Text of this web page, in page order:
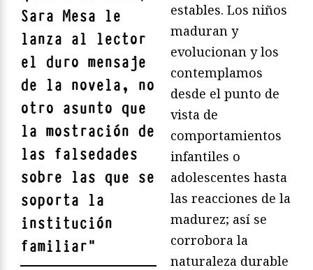
Sara Mesa le
lanza al lector
el duro mensaje
de la novela, no
otro asunto que
la mostración de
las falsedades
sobre las que se
soporta la
institución
familiar"
estables. Los niños
maduran y
evolucionan y los
contemplamos
desde el punto de
vista de
comportamientos
infantiles o
adolescentes hasta
las reacciones de la
madurez; así se
corrobora la
naturaleza durable